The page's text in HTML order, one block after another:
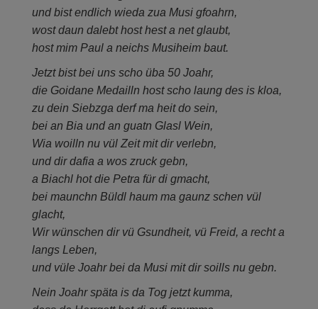
und bist endlich wieda zua Musi gfoahrn,
wost daun dalebt host hest a net glaubt,
host mim Paul a neichs Musiheim baut.
Jetzt bist bei uns scho üba 50 Joahr,
die Goidane Medailln host scho laung des is kloa,
zu dein Siebzga derf ma heit do sein,
bei an Bia und an guatn Glasl Wein,
Wia woilln nu vül Zeit mit dir verlebn,
und dir dafia a wos zruck gebn,
a Biachl hot die Petra für di gmacht,
bei maunchn Büldl haum ma gaunz schen vül
glacht,
Wir wünschen dir vü Gsundheit, vü Freid, a recht a
langs Leben,
und vüle Joahr bei da Musi mit dir soills nu gebn.
Nein Joahr späta is da Tog jetzt kumma,